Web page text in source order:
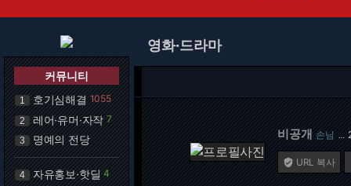
커뮤니티
1 호기심해결 1055
2 레어·유머·자작 7
3 명예의 전당
4 자유홍보·핫딜 4
영화·드라마
비공개 손님 …
 URL 복사